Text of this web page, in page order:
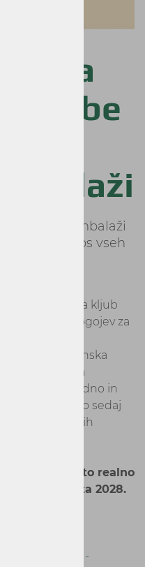
Uredbe o embalaži
ter prenos vseh
javnost, da kljub
2026 ni pogojev za
kot slovenska
podjetja
jasno, pregledno in
ki jih je do sedaj
komunalnih
sistema zato realno
začetkom leta 2028.
Uredba - EU -